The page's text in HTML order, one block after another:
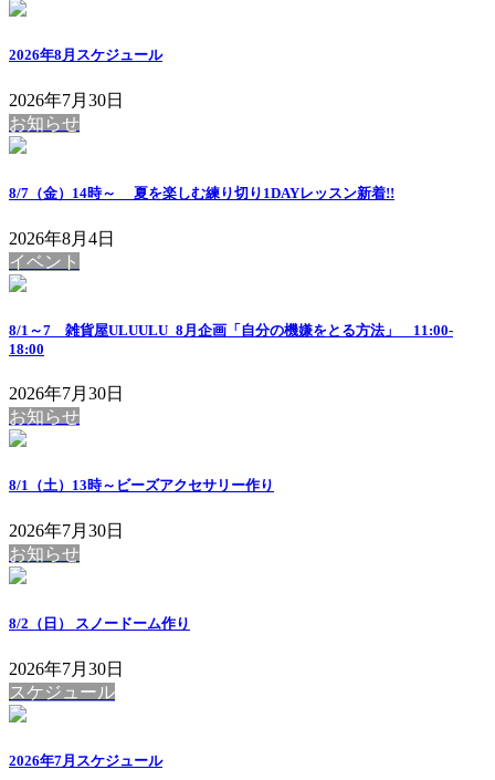
2026年8月スケジュール
2026年7月30日
お知らせ
8/7（金）14時～ 夏を楽しむ練り切り1DAYレッスン新着!!
2026年8月4日
イベント
8/1～7 雑貨屋ULUULU_8月企画「自分の機嫌をとる方法」 11:00-
18:00
2026年7月30日
お知らせ
8/1（土）13時～ビーズアクセサリー作り
2026年7月30日
お知らせ
8/2（日） スノードーム作り
2026年7月30日
スケジュール
2026年7月スケジュール